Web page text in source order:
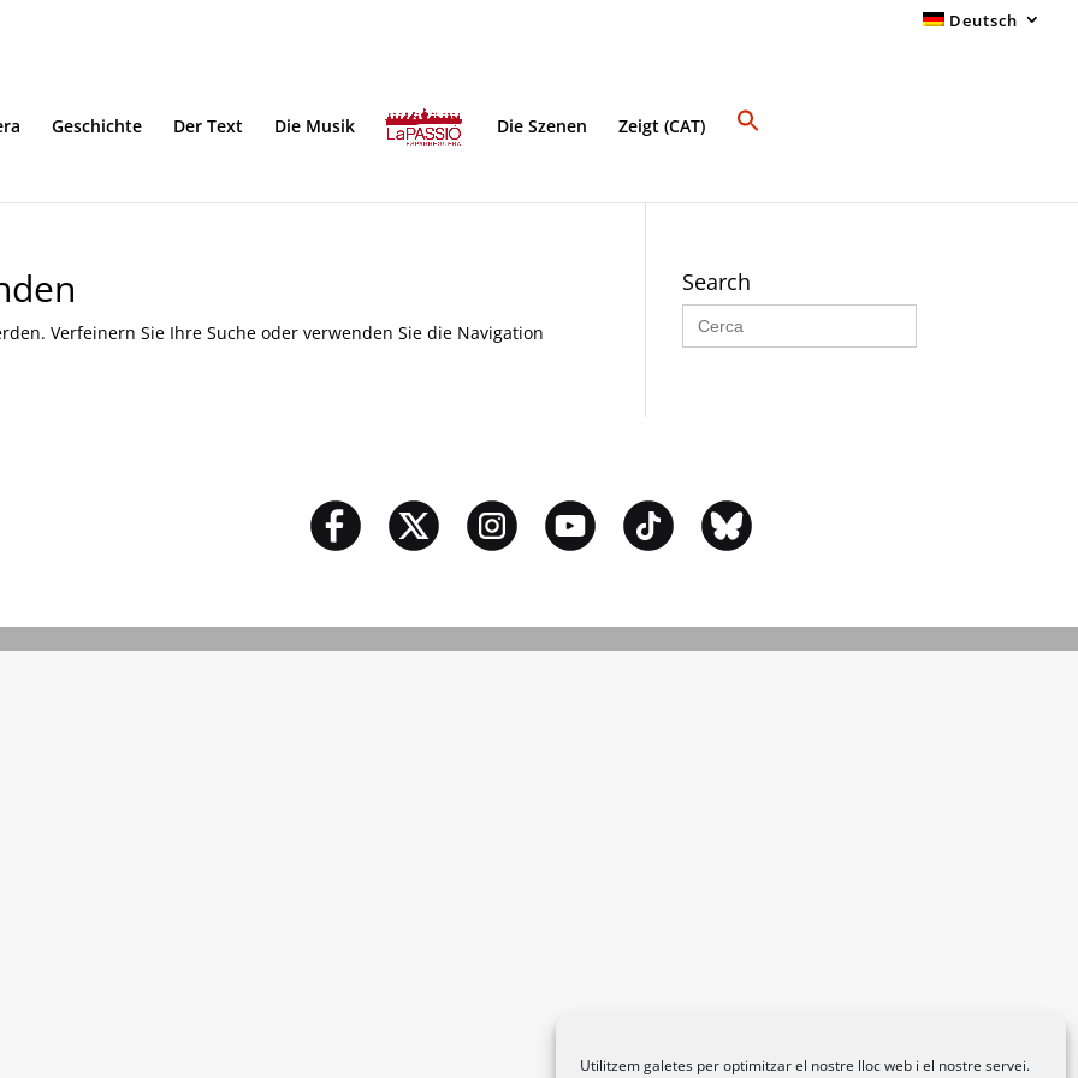
Utilitzem galetes per optimitzar el nostre lloc web i el nostre servei.
Deutsch
Geschichte Der Text Die Musik Die Szenen Zeigt (CAT)
Verfeinern Sie Ihre Suche oder verwenden Sie die Navigation
Search
Search
for: